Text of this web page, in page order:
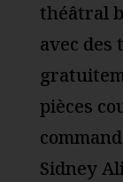
théâtral
avec des
pièces
Sidney